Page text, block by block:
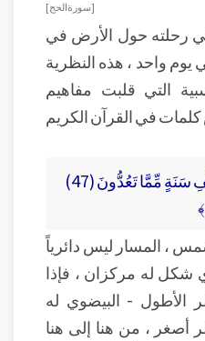
[ سورة الحج ]
رحلته حول الأرض في
واحد ، هذه النظرية
التي قلبت مفاهيم
في القرآن الكريم
﴿ وَإِنَّ يَوْمًا عِندَ رَبِّكَ كَأَلْفِ سَنَةٍ مِّمَّا تَعُدُّونَ (47)
، المسار ليس دائرياً
شكل له مركزان ، فإذا
الأطول - البيضوي له
، من هنا إلى هنا